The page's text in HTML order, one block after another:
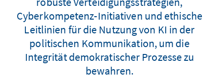
Cyberkompetenz-Initiativen und ethische
Leitlinien für die Nutzung von KI in der
politischen Kommunikation, um die
Integrität demokratischer Prozesse zu
bewahren.